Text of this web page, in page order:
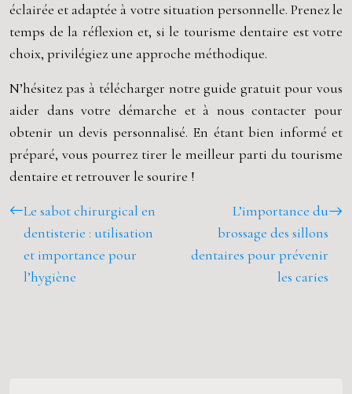
éclairée et adaptée à votre situation personnelle. Prenez le
temps de la réflexion et, si le tourisme dentaire est votre
choix, privilégiez une approche méthodique.
N’hésitez pas à télécharger notre guide gratuit pour vous
aider dans votre démarche et à nous contacter pour
obtenir un devis personnalisé. En étant bien informé et
préparé, vous pourrez tirer le meilleur parti du tourisme
dentaire et retrouver le sourire !
Le sabot chirurgical en
dentisterie : utilisation
et importance pour
l’hygiène
L’importance du
brossage des sillons
dentaires pour prévenir
les caries